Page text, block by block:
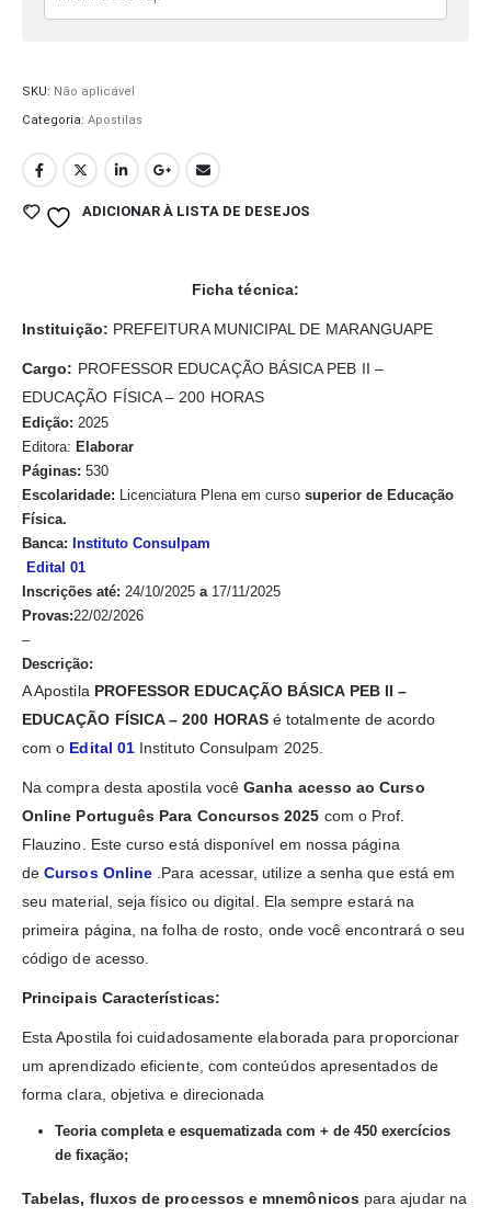
SKU: Não aplicável
Categoria: Apostilas
ADICIONAR À LISTA DE DESEJOS
Ficha técnica:
Instituição: PREFEITURA MUNICIPAL DE MARANGUAPE
Cargo: PROFESSOR EDUCAÇÃO BÁSICA PEB II –
EDUCAÇÃO FÍSICA – 200 HORAS
Edição: 2025
Editora: Elaborar
Páginas: 530
Escolaridade: Licenciatura Plena em curso superior de Educação
Física.
Banca: Instituto Consulpam
Edital 01
Inscrições até: 24/10/2025 a17/11/2025
Provas:22/02/2026
–
Descrição:
A Apostila PROFESSOR EDUCAÇÃO BÁSICA PEB II –
EDUCAÇÃO FÍSICA – 200 HORAS é totalmente de acordo
com o Edital 01 Instituto Consulpam 2025.
Na compra desta apostila vocêGanha acesso ao Curso
Online Português Para Concursos 2025 com o Prof.
Flauzino. Este curso está disponível em nossa página
deCursos Online .Para acessar, utilize a senha que está em
seu material, seja físico ou digital. Ela sempre estará na
primeira página, na folha de rosto, onde você encontrará o seu
código de acesso.
Principais Características:
Esta Apostila foi cuidadosamente elaborada para proporcionar
um aprendizado eficiente, com conteúdos apresentados de
forma clara, objetiva e direcionada
Teoria completa e esquematizada com + de 450 exercícios
de fixação;
Tabelas, fluxos de processos e mnemônicospara ajudar na